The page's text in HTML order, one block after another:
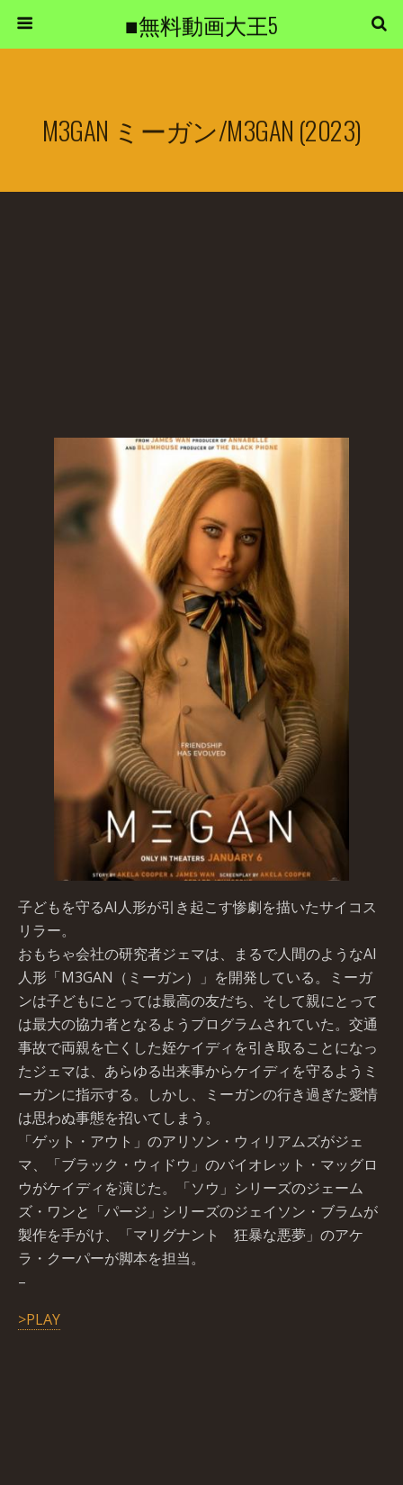
■無料動画大王5
M3GAN ミーガン/M3GAN (2023)
子どもを守るAI人形が引き起こす惨劇を描いたサイコス
リラー。
おもちゃ会社の研究者ジェマは、まるで人間のようなAI
人形「M3GAN（ミーガン）」を開発している。ミーガ
ンは子どもにとっては最高の友だち、そして親にとって
は最大の協力者となるようプログラムされていた。交通
事故で両親を亡くした姪ケイディを引き取ることになっ
たジェマは、あらゆる出来事からケイディを守るようミ
ーガンに指示する。しかし、ミーガンの行き過ぎた愛情
は思わぬ事態を招いてしまう。
「ゲット・アウト」のアリソン・ウィリアムズがジェ
マ、「ブラック・ウィドウ」のバイオレット・マッグロ
ウがケイディを演じた。「ソウ」シリーズのジェーム
ズ・ワンと「パージ」シリーズのジェイソン・ブラムが
製作を手がけ、「マリグナント 狂暴な悪夢」のアケ
ラ・クーパーが脚本を担当。
–
>PLAY